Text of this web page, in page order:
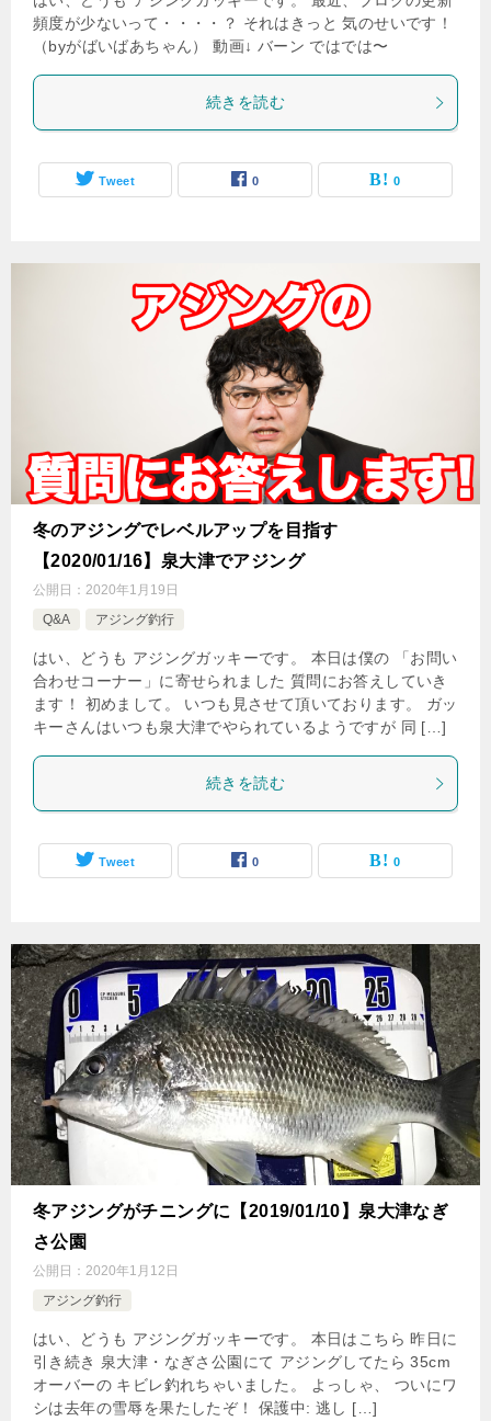
頻度が少ないって・・・・？ それはきっと 気のせいです！
（byがばいばあちゃん） 動画↓ バーン ではでは〜
続きを読む
Tweet 0 0
冬のアジングでレベルアップを目指す
【2020/01/16】泉大津でアジング
公開日： 2020年1月19日
Q&A
アジング釣行
はい、どうも アジングガッキーです。 本日は僕の 「お問い
合わせコーナー」に寄せられました 質問にお答えしていき
ます！ 初めまして。 いつも見させて頂いております。 ガッ
キーさんはいつも泉大津でやられているようですが 同 […]
続きを読む
Tweet 0 0
冬アジングがチニングに【2019/01/10】泉大津なぎ
さ公園
公開日： 2020年1月12日
アジング釣行
はい、どうも アジングガッキーです。 本日はこちら 昨日に
引き続き 泉大津・なぎさ公園にて アジングしてたら 35cm
オーバーの キビレ釣れちゃいました。 よっしゃ、 ついにワ
シは去年の雪辱を果たしたぞ！ 保護中: 逃し […]